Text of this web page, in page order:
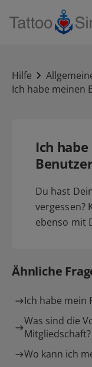
Hilfe
Ich habe meinen
Ich
Du hast
vergessen?
ebenso mit
Ähnliche
Ich habe mein
Was sind die
Mitgliedschaft?
Wo kann ich